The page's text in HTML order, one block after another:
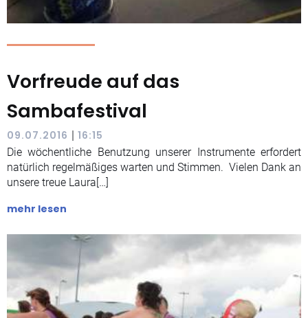
Vorfreude auf das
Sambafestival
09.07.2016 | 16:15
Die wöchentliche Benutzung unserer Instrumente erfordert
natürlich regelmäßiges warten und Stimmen. Vielen Dank an
unsere treue Laura[…]
mehr lesen